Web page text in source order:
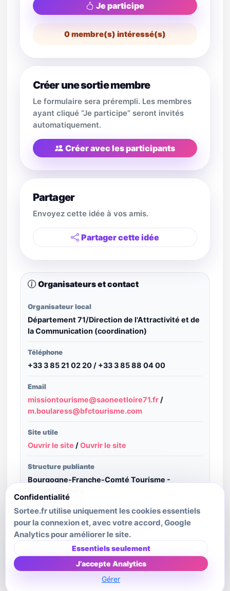
Je participe
0membre(s) intéressé(s)
Créer une sortie membre
Le formulaire sera prérempli. Les membres
ayant cliqué “Je participe” seront invités
automatiquement.
Créer avec les participants
Partager
Envoyez cette idée à vos amis.
Partager cette idée
Organisateurs et contact
Organisateur local
Département 71/Direction de l'Attractivité et de
la Communication (coordination)
Téléphone
+33 3 85 21 02 20 / +33 3 85 88 04 00
Email
missiontourisme@saoneetloire71.fr /
m.boularess@bfctourisme.com
Site utile
Ouvrir le site /Ouvrir le site
Structure publiante
Bourgogne-Franche-Comté Tourisme -
Crédit image
La Maison du Charolais · 2026-12-31
Dernière mise à jour source
2026-01-01T00:00:00.000Z
Confidentialité
Sortee.fr utilise uniquement les cookies essentiels
pour la connexion et, avec votre accord, Google
Analytics pour améliorer le site.
Essentiels seulement
J’accepte Analytics
Gérer